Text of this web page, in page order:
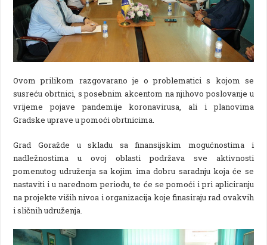
Ovom prilikom razgovarano je o problematici s kojom se
susreću obrtnici, s posebnim akcentom na njihovo poslovanje u
vrijeme pojave pandemije koronavirusa, ali i planovima
Gradske uprave u pomoći obrtnicima.
Grad Goražde u skladu sa finansijskim mogućnostima i
nadležnostima u ovoj oblasti podržava sve aktivnosti
pomenutog udruženja sa kojim ima dobru saradnju koja će se
nastaviti i u narednom periodu, te će se pomoći i pri apliciranju
na projekte viših nivoa i organizacija koje finasiraju rad ovakvih
i sličnih udruženja.